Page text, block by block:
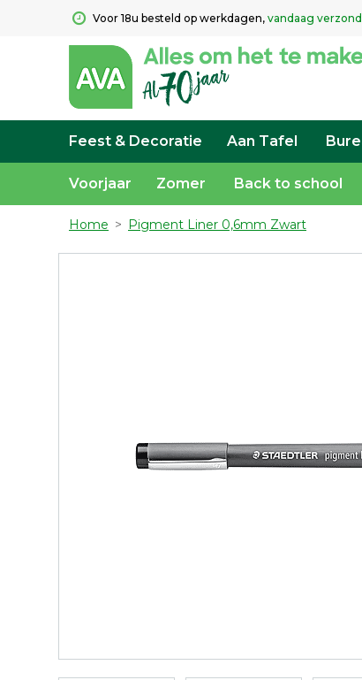
Voor 18u besteld op werkdagen, vandaag
Feest & Decoratie Aan Tafel
Voorjaar Zomer Back to school
Home > Pigment Liner 0,6mm Zwart